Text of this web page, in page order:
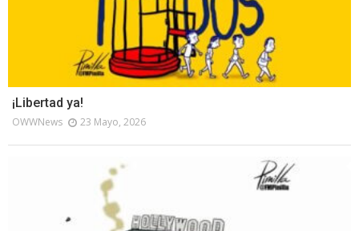
¡Libertad ya!
OWWNews 23 Mayo, 2026